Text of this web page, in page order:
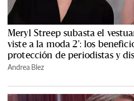
Meryl Streep subasta el
viste a la moda 2': los
protección de periodistas y
Andrea Blez